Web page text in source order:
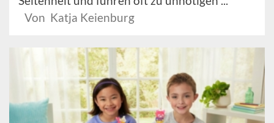
Von Katja Keienburg